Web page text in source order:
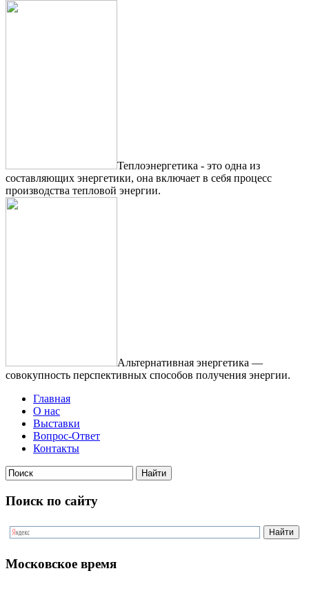
Теплоэнергетика - это одна из
составляющих энергетики, она включает в себя процесс
производства тепловой энергии.
Альтернативная энергетика —
совокупность перспективных способов получения энергии.
Главная
О нас
Выставки
Вопрос-Ответ
Контакты
Поиск по сайту
Московское время